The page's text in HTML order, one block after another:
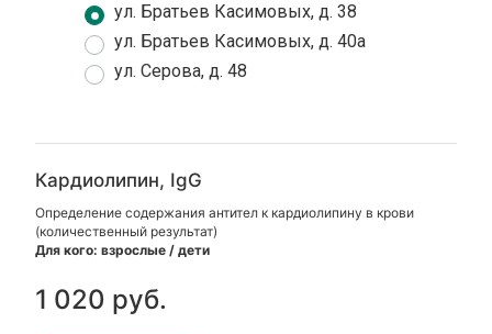
ул. Братьев Касимовых, д. 38
ул. Братьев Касимовых, д. 40а
ул. Серова, д. 48
Кардиолипин, IgG
Определение содержания антител к кардиолипину в крови
(количественный результат)
Для кого: взрослые / дети
1 020 руб.